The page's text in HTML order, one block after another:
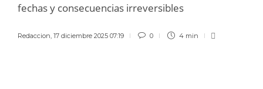
fechas y consecuencias irreversibles
Redaccion, 17 diciembre 2025 07:19 0 4 min